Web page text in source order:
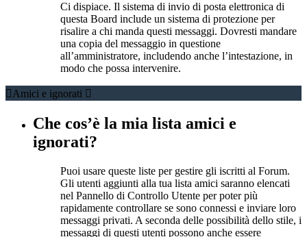
Ci dispiace. Il sistema di invio di posta elettronica di
questa Board include un sistema di protezione per
risalire a chi manda questi messaggi. Dovresti mandare
una copia del messaggio in questione
all’amministratore, includendo anche l’intestazione, in
modo che possa intervenire.
Amici e ignorati
Che cos’è la mia lista amici e
ignorati?
Puoi usare queste liste per gestire gli iscritti al Forum.
Gli utenti aggiunti alla tua lista amici saranno elencati
nel Pannello di Controllo Utente per poter più
rapidamente controllare se sono connessi e inviare loro
messaggi privati. A seconda delle possibilità dello stile, i
messaggi di questi utenti possono anche essere